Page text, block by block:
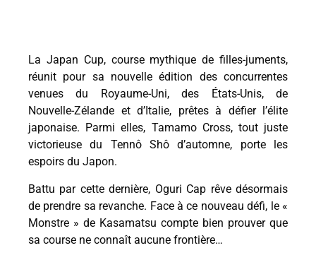
La Japan Cup, course mythique de filles-juments,
réunit pour sa nouvelle édition des concurrentes
venues du Royaume-Uni, des États-Unis, de
Nouvelle-Zélande et d’Italie, prêtes à défier l’élite
japonaise. Parmi elles, Tamamo Cross, tout juste
victorieuse du Tennô Shô d’automne, porte les
espoirs du Japon.
Battu par cette dernière, Oguri Cap rêve désormais
de prendre sa revanche. Face à ce nouveau défi, le «
Monstre » de Kasamatsu compte bien prouver que
sa course ne connaît aucune frontière…